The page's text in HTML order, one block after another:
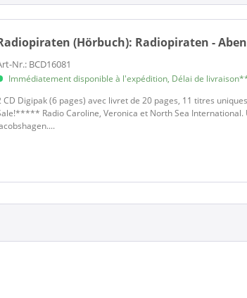
(Hörbuch): Radiopiraten -
Nr.: BCD16081
Immédiatement disponible à l'expédition, Délai de
CD Digipak (6 pages) avec livret de 20 pages, 11 titres
Radio Caroline, Veronica et North Sea